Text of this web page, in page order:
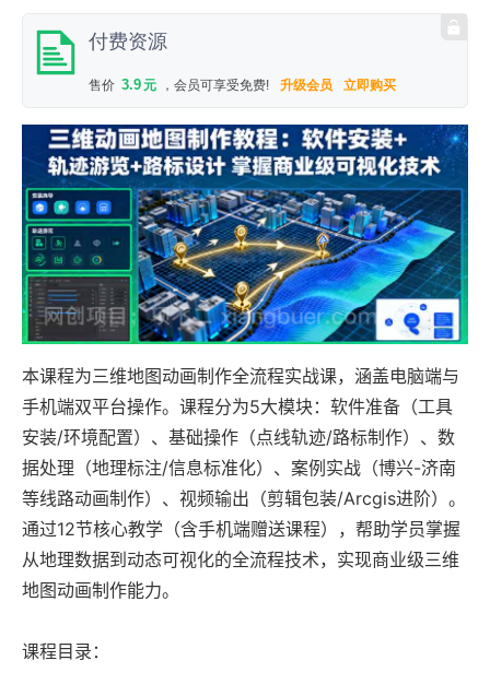
付费资源
售价 3.9元 ，会员可享受免费! 升级会员 立即购买
本课程为三维地图动画制作全流程实战课，涵盖电脑端与
手机端双平台操作。课程分为5大模块：软件准备（工具
安装/环境配置）、基础操作（点线轨迹/路标制作）、数
据处理（地理标注/信息标准化）、案例实战（博兴-济南
等线路动画制作）、视频输出（剪辑包装/Arcgis进阶）。
通过12节核心教学（含手机端赠送课程），帮助学员掌握
从地理数据到动态可视化的全流程技术，实现商业级三维
地图动画制作能力。
课程目录：